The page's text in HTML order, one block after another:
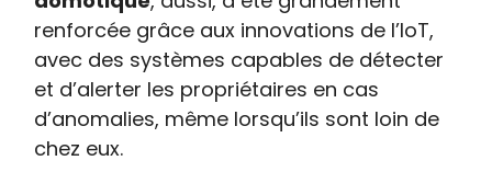
renforcée grâce aux innovations de l’IoT,
avec des systèmes capables de détecter
et d’alerter les propriétaires en cas
d’anomalies, même lorsqu’ils sont loin de
chez eux.